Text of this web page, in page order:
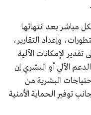
مباشر بعد انتهائها
وإعداد التقارير،
الإمكانات الآلية
الآلي أو البشري إن
البشرية من
توفير الحماية الأمنية